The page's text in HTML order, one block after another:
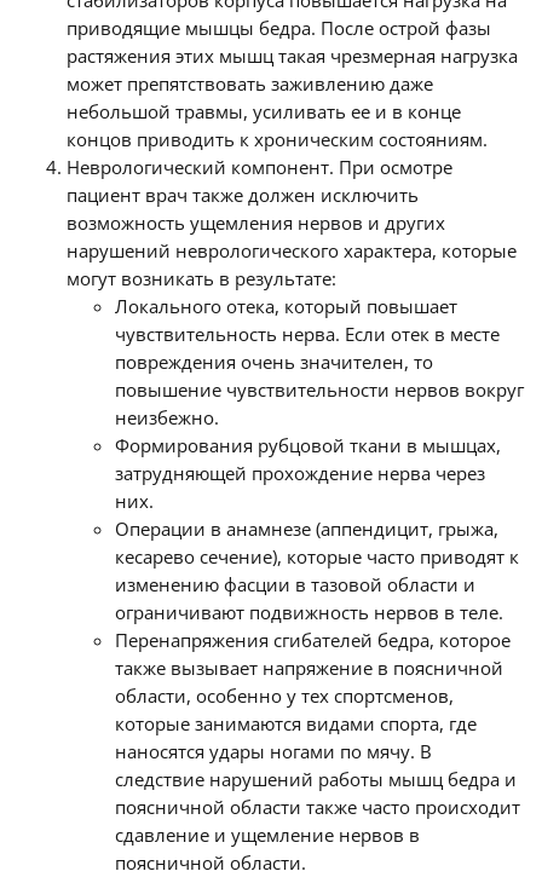
приводящие мышцы бедра. После острой фазы
растяжения этих мышц такая чрезмерная нагрузка
может препятствовать заживлению даже
небольшой травмы, усиливать ее и в конце
концов приводить к хроническим состояниям.
Неврологический компонент. При осмотре
пациент врач также должен исключить
возможность ущемления нервов и других
нарушений неврологического характера, которые
могут возникать в результате:
Локального отека, который повышает
чувствительность нерва. Если отек в месте
повреждения очень значителен, то
повышение чувствительности нервов вокруг
неизбежно.
Формирования рубцовой ткани в мышцах,
затрудняющей прохождение нерва через
них.
Операции в анамнезе (аппендицит, грыжа,
кесарево сечение), которые часто приводят к
изменению фасции в тазовой области и
ограничивают подвижность нервов в теле.
Перенапряжения сгибателей бедра, которое
также вызывает напряжение в поясничной
области, особенно у тех спортсменов,
которые занимаются видами спорта, где
наносятся удары ногами по мячу. В
следствие нарушений работы мышц бедра и
поясничной области также часто происходит
сдавление и ущемление нервов в
поясничной области.